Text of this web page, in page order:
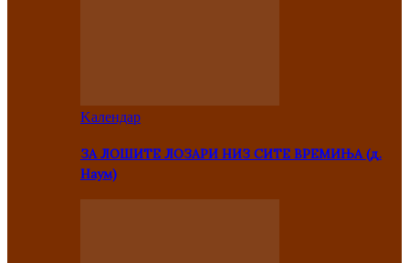
Kалендар
ЗА ЛОШИТЕ ЛОЗАРИ НИЗ СИТЕ ВРЕМИЊА (д.
Наум)